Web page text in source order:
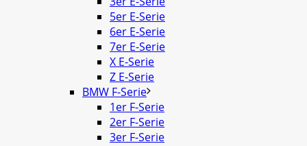
5er E-Serie
6er E-Serie
7er E-Serie
X E-Serie
Z E-Serie
BMW F-Serie
1er F-Serie
2er F-Serie
3er F-Serie